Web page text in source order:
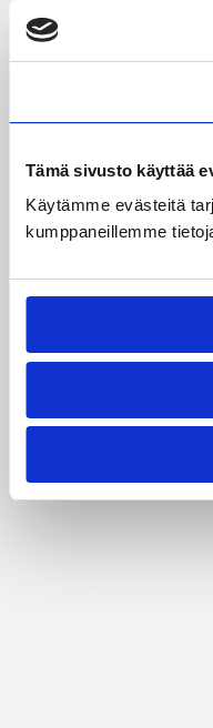
Tämä sivusto käyttää
Käytämme evästeitä
kumppaneillemme